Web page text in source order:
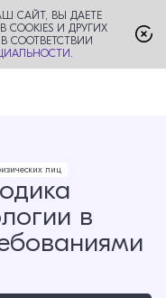
САЙТ, ВЫ ДАЕТЕ
И ДРУГИХ
СООТВЕТСТВИИ
.
лиц
в